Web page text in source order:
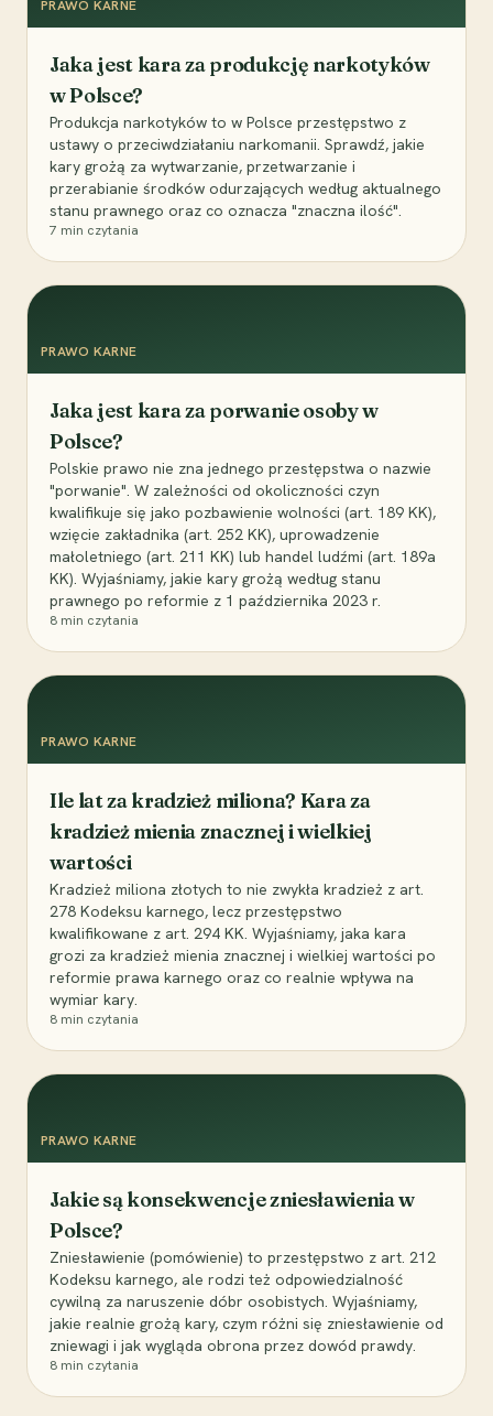
PRAWO KARNE
Jaka jest kara za produkcję narkotyków
w Polsce?
Produkcja narkotyków to w Polsce przestępstwo z
ustawy o przeciwdziałaniu narkomanii. Sprawdź, jakie
kary grożą za wytwarzanie, przetwarzanie i
przerabianie środków odurzających według aktualnego
stanu prawnego oraz co oznacza "znaczna ilość".
7 min czytania
PRAWO KARNE
Jaka jest kara za porwanie osoby w
Polsce?
Polskie prawo nie zna jednego przestępstwa o nazwie
"porwanie". W zależności od okoliczności czyn
kwalifikuje się jako pozbawienie wolności (art. 189 KK),
wzięcie zakładnika (art. 252 KK), uprowadzenie
małoletniego (art. 211 KK) lub handel ludźmi (art. 189a
KK). Wyjaśniamy, jakie kary grożą według stanu
prawnego po reformie z 1 października 2023 r.
8 min czytania
PRAWO KARNE
Ile lat za kradzież miliona? Kara za
kradzież mienia znacznej i wielkiej
wartości
Kradzież miliona złotych to nie zwykła kradzież z art.
278 Kodeksu karnego, lecz przestępstwo
kwalifikowane z art. 294 KK. Wyjaśniamy, jaka kara
grozi za kradzież mienia znacznej i wielkiej wartości po
reformie prawa karnego oraz co realnie wpływa na
wymiar kary.
8 min czytania
PRAWO KARNE
Jakie są konsekwencje zniesławienia w
Polsce?
Zniesławienie (pomówienie) to przestępstwo z art. 212
Kodeksu karnego, ale rodzi też odpowiedzialność
cywilną za naruszenie dóbr osobistych. Wyjaśniamy,
jakie realnie grożą kary, czym różni się zniesławienie od
zniewagi i jak wygląda obrona przez dowód prawdy.
8 min czytania